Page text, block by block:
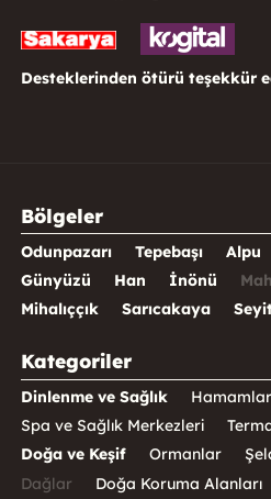
Desteklerinden ötürü teşekkür
Bölgeler
Odunpazarı Tepebaşı Alpu
Günyüzü
Han İnönü
Mihalıççık
Sarıcakaya
Kategoriler
Dinlenme ve Sağlık
Hamamlar
Spa ve Sağlık Merkezleri
Doğa ve Keşif
Ormanlar
Dağlar
Doğa Koruma Alanları